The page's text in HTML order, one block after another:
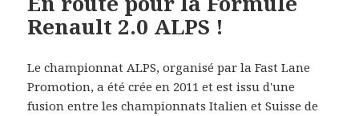
Renault 2.0 ALPS !
Le championnat ALPS, organisé par la Fast Lane
Promotion, a été crée en 2011 et est issu d'une
fusion entre les championnats Italien et Suisse de